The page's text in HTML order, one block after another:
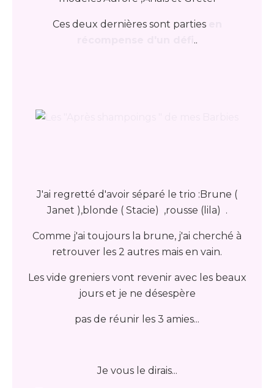
Ces deux dernières sont parties
..
J'ai regretté d'avoir séparé le trio :Brune (
Janet ),blonde ( Stacie) ,rousse (lila) .
Comme j'ai toujours la brune, j'ai cherché à
retrouver les 2 autres mais en vain.
Les vide greniers vont revenir avec les beaux
jours et je ne désespère
pas de réunir les 3 amies...
Je vous le dirais...